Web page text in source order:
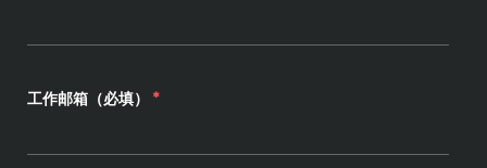
工作邮箱（必填） *